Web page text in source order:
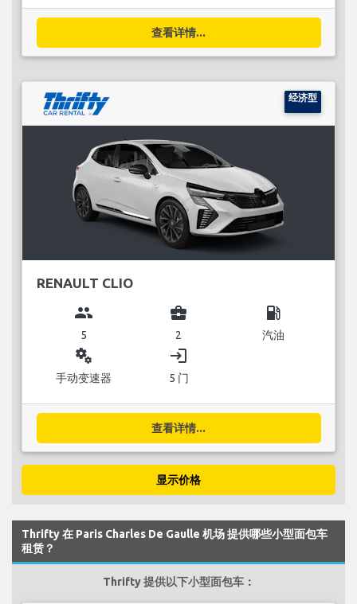
查看详情...
经济型
RENAULT CLIO
group
5
business_center
2
local_gas_station
汽油
miscellaneous_services
手动变速器
login
5 门
查看详情...
显示价格
Thrifty 在 Paris Charles De Gaulle 机场 提供哪些小型面包车
租赁？
Thrifty 提供以下小型面包车：